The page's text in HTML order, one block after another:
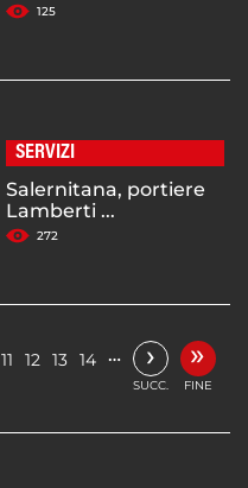
125
SERVIZI
Salernitana, portiere
Lamberti ...
272
11 12 13 14 … ›
SUCC.
»
FINE